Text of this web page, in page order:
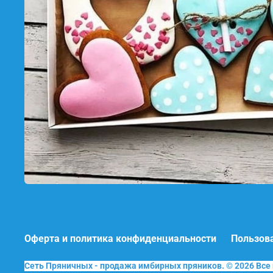
Оферта и политика конфиденциальности
Сеть Пряничных - продажа имбирных пряников. © 2026